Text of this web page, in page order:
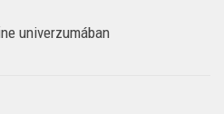
univerzumában